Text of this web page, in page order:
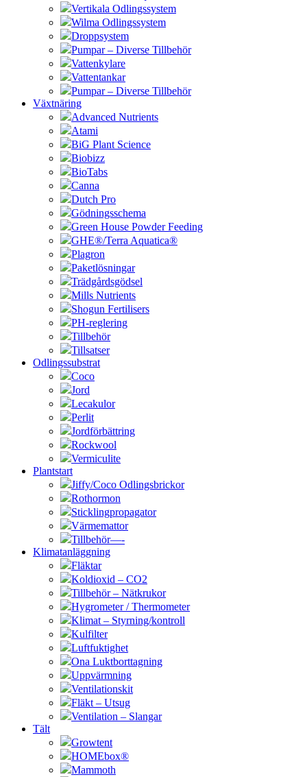
Vertikala Odlingssystem
Wilma Odlingssystem
Droppsystem
Pumpar – Diverse Tillbehör
Vattenkylare
Vattentankar
Pumpar – Diverse Tillbehör
Växtnäring
Advanced Nutrients
Atami
BiG Plant Science
Biobizz
BioTabs
Canna
Dutch Pro
Gödningsschema
Green House Powder Feeding
GHE®/Terra Aquatica®
Plagron
Paketlösningar
Trädgårdsgödsel
Mills Nutrients
Shogun Fertilisers
PH-reglering
Tillbehör
Tillsatser
Odlingssubstrat
Coco
Jord
Lecakulor
Perlit
Jordförbättring
Rockwool
Vermiculite
Plantstart
Jiffy/Coco Odlingsbrickor
Rothormon
Sticklingpropagator
Värmemattor
Tillbehör—-
Klimatanläggning
Fläktar
Koldioxid – CO2
Tillbehör – Nätkrukor
Hygrometer / Thermometer
Klimat – Styrning/kontroll
Kulfilter
Luftfuktighet
Ona Luktborttagning
Uppvärmning
Ventilationskit
Fläkt – Utsug
Ventilation – Slangar
Tält
Growtent
HOMEbox®
Mammoth